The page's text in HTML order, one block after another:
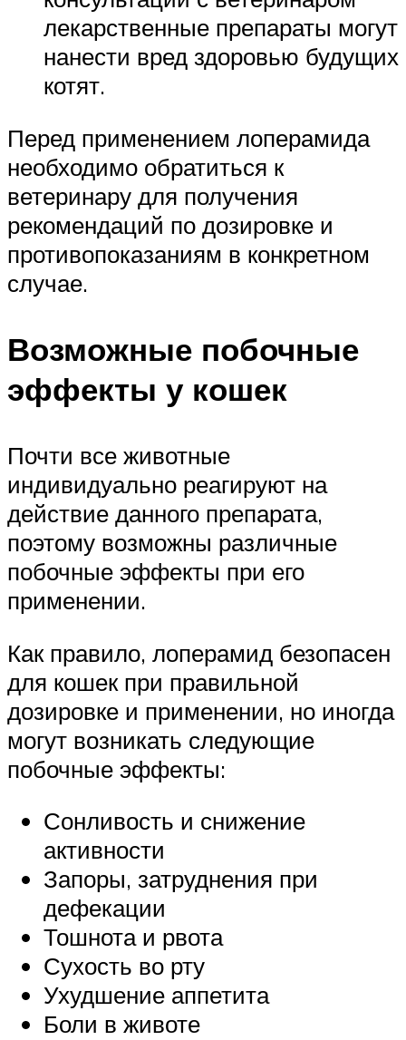
лекарственные препараты могут
нанести вред здоровью будущих
котят.
Перед применением лоперамида
необходимо обратиться к
ветеринару для получения
рекомендаций по дозировке и
противопоказаниям в конкретном
случае.
Возможные побочные
эффекты у кошек
Почти все животные
индивидуально реагируют на
действие данного препарата,
поэтому возможны различные
побочные эффекты при его
применении.
Как правило, лоперамид безопасен
для кошек при правильной
дозировке и применении, но иногда
могут возникать следующие
побочные эффекты:
Сонливость и снижение
активности
Запоры, затруднения при
дефекации
Тошнота и рвота
Сухость во рту
Ухудшение аппетита
Боли в животе